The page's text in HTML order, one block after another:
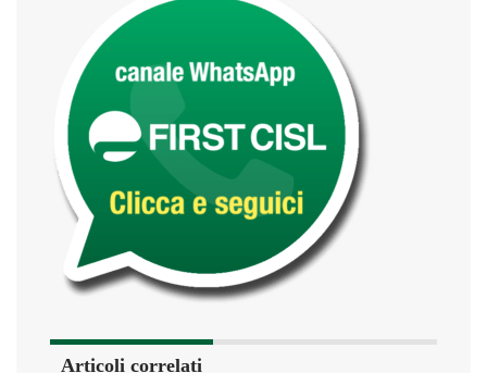
Articoli correlati